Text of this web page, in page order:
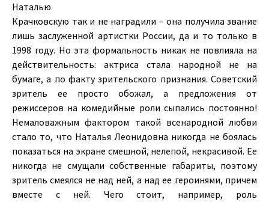
Наталью
Крачковскую так и не наградили – она получила звание
лишь заслуженной артистки России, да и то только в
1998 году. Но эта формальность никак не повлияла на
действительность: актриса стала народной не на
бумаге, а по факту зрительского признания. Советский
зритель ее просто обожал, а предложения от
режиссеров на комедийные роли сыпались постоянно!
Немаловажным фактором такой всенародной любви
стало то, что Наталья Леонидовна никогда не боялась
показаться на экране смешной, нелепой, некрасивой. Ее
никогда не смущали собственные габариты, поэтому
зритель смеялся не над ней, а над ее героинями, причем
вместе с ней. Чего стоит, например, роль